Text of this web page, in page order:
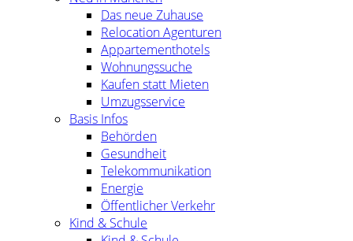
Das neue Zuhause
Relocation Agenturen
Appartementhotels
Wohnungssuche
Kaufen statt Mieten
Umzugsservice
Basis Infos
Behörden
Gesundheit
Telekommunikation
Energie
Öffentlicher Verkehr
Kind & Schule